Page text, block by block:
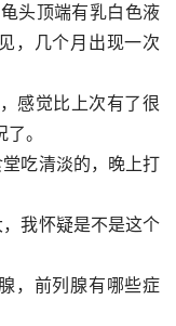
头顶端有乳白色液
，几个月出现一次
感觉比上次有了很
。
吃清淡的，晚上打
我怀疑是不是这个
，前列腺有哪些症